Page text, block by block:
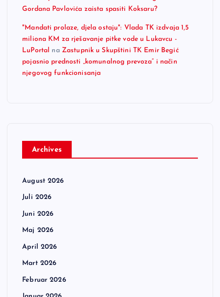
Gordana Pavlovića zaista spasiti Koksaru?
"Mandati prolaze, djela ostaju": Vlada TK izdvaja 1,5
miliona KM za rješavanje pitke vode u Lukavcu -
LuPortal na Zastupnik u Skupštini TK Emir Begić
pojasnio prednosti „komunalnog prevoza“ i način
njegovog funkcionisanja
Archives
August 2026
Juli 2026
Juni 2026
Maj 2026
April 2026
Mart 2026
Februar 2026